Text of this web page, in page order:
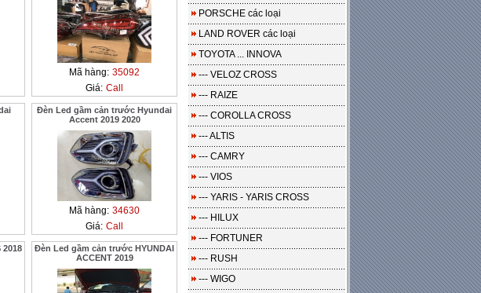
Mã hàng: 35092
Giá: Call
Đèn Led gầm cản trước Hyundai
Accent 2019 2020
Mã hàng: 34630
Giá: Call
2018
Đèn Led gầm cản trước HYUNDAI
ACCENT 2019
PORSCHE các loại
LAND ROVER các loại
TOYOTA ... INNOVA
--- VELOZ CROSS
--- RAIZE
--- COROLLA CROSS
--- ALTIS
--- CAMRY
--- VIOS
--- YARIS - YARIS CROSS
--- HILUX
--- FORTUNER
--- RUSH
--- WIGO